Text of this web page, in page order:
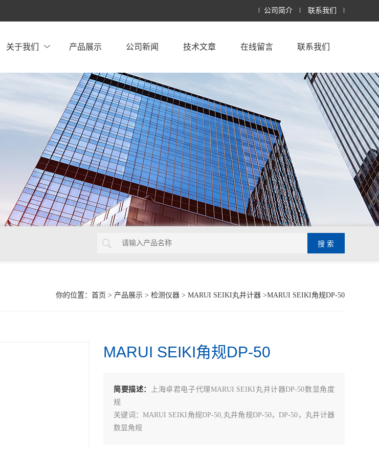
公司简介 联系我们
关于我们 产品展示 公司新闻 技术文章 在线留言 联系我们
你的位置： 首页 > 产品展示> 检测仪器> MARUI SEIKI丸井计器>MARUI SEIKI角规DP-50
MARUI SEIKI角规DP-50
简要描述：
上海卓君电子代理MARUI SEIKI丸井计器DP-50数显角度
规
关键词：MARUI SEIKI角规DP-50,丸井角规DP-50，DP-50，丸井计器
数显角规